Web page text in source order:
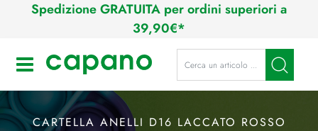
Spedizione GRATUITA per ordini superiori a
39,90€*
Open La modifica di un filtro
CARTELLA ANELLI D16 LACCATO ROSSO